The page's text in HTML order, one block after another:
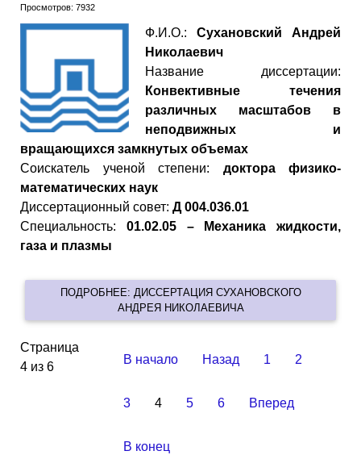
Просмотров: 7932
Ф.И.О.: Сухановский Андрей
Николаевич
Название диссертации:
Конвективные течения
различных масштабов в
неподвижных и
вращающихся замкнутых объемах
Cоискатель ученой степени: доктора физико-
математических наук
Диссертационный совет: Д 004.036.01
Специальность: 01.02.05 – Механика жидкости,
газа и плазмы
ПОДРОБНЕЕ: ДИССЕРТАЦИЯ СУХАНОВСКОГО
АНДРЕЯ НИКОЛАЕВИЧА
Страница
4 из 6
В начало Назад 1 2
3 4 5 6 Вперед
В конец